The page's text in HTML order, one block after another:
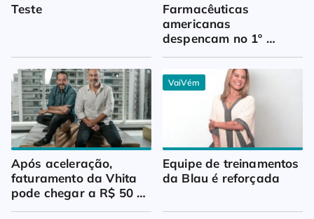
Teste
Farmacêuticas
americanas
despencam no 1º
Após aceleração,
faturamento da Vhita
pode chegar a R$ 50
VaiVém
Equipe de treinamentos
da Blau é reforçada